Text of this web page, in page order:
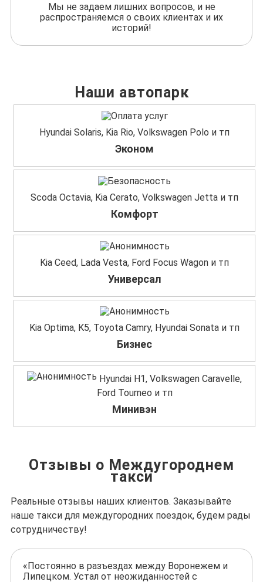
Мы не задаем лишних вопросов, и не
распространяемся о своих клиентах и их
историй!
Наши автопарк
Hyundai Solaris, Kia Rio, Volkswagen Polo и тп
Эконом
Scoda Octavia, Kia Cerato, Volkswagen Jetta и тп
Комфорт
Kia Ceed, Lada Vesta, Ford Focus Wagon и тп
Универсал
Kia Optima, K5, Toyota Camry, Hyundai Sonata и тп
Бизнес
Hyundai H1, Volkswagen Caravelle,
Ford Tourneo и тп
Минивэн
Отзывы о Междугороднем
такси
Реальные отзывы наших клиентов. Заказывайте
наше такси для междугородних поездок, будем рады
сотрудничеству!
«Постоянно в разъездах между Воронежем и
Липецком. Устал от неожиданностей с